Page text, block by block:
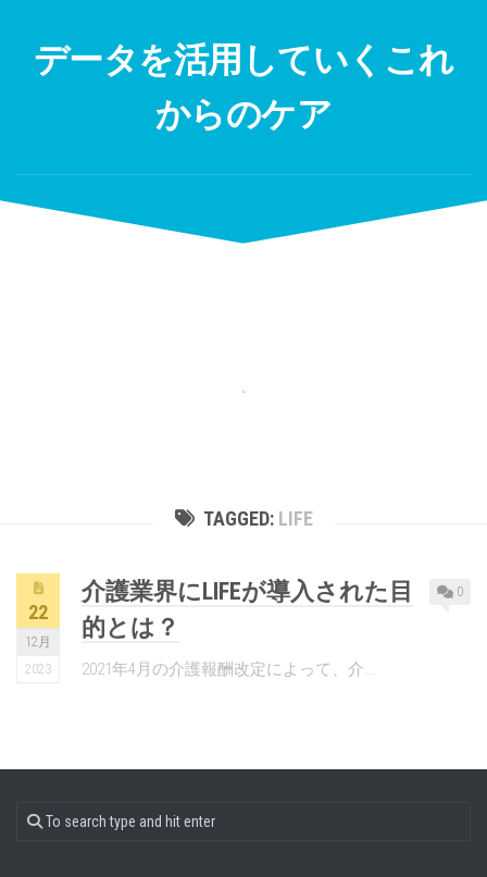
contentデータを活用していくこれ
からのケア
TAGGED: LIFE
22
12月
2023
0
介護業界にLIFEが導入された目
的とは？
2021年4月の介護報酬改定によって、介...